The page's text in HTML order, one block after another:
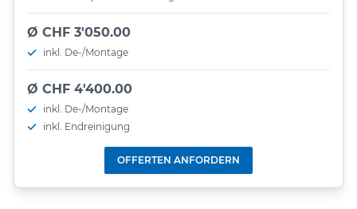
Ø CHF 3'050.00
inkl. De-/Montage
Ø CHF 4'400.00
inkl. De-/Montage
inkl. Endreinigung
OFFERTEN ANFORDERN